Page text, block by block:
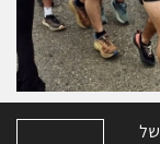
לידיעתך, באתר זה נעשה שימוש בקבצי Cookies של